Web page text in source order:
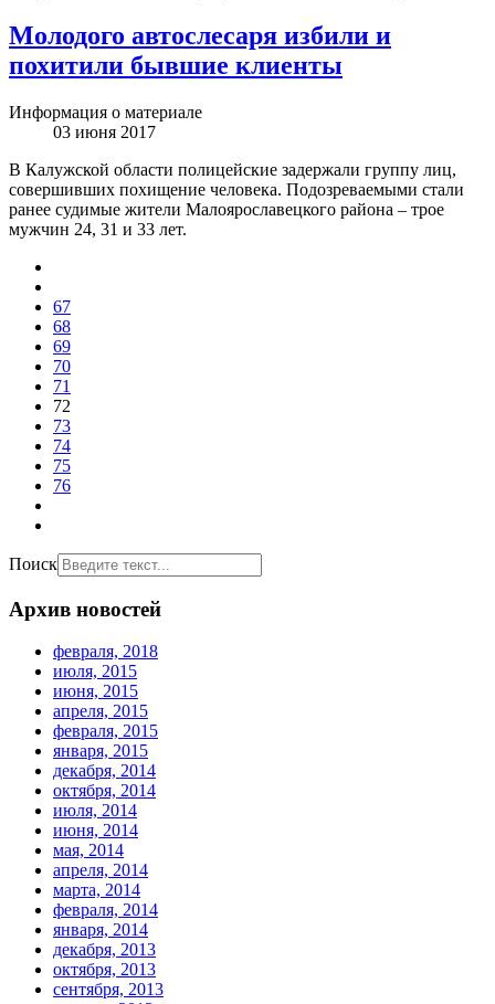
Молодого автослесаря избили и
похитили бывшие клиенты
Информация о материале
03 июня 2017
В Калужской области полицейские задержали группу лиц,
совершивших похищение человека. Подозреваемыми стали
ранее судимые жители Малоярославецкого района – трое
мужчин 24, 31 и 33 лет.
67
68
69
70
71
72
73
74
75
76
Поиск
Архив новостей
февраля, 2018
июля, 2015
июня, 2015
апреля, 2015
февраля, 2015
января, 2015
декабря, 2014
октября, 2014
июля, 2014
июня, 2014
мая, 2014
апреля, 2014
марта, 2014
февраля, 2014
января, 2014
декабря, 2013
октября, 2013
сентября, 2013